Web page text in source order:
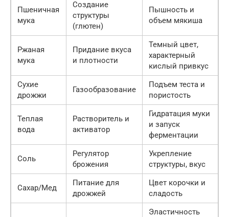
Пшеничная
мука
Создание
структуры
(глютен)
Пышность и
объем мякиша
Ржаная
мука
Придание вкуса
и плотности
Темный цвет,
характерный
кислый привкус
Сухие
дрожжи
Газообразование
Подъем теста и
пористость
Теплая
вода
Растворитель и
активатор
Гидратация муки
и запуск
ферментации
Соль
Регулятор
брожения
Укрепление
структуры, вкус
Сахар/Мед
Питание для
дрожжей
Цвет корочки и
сладость
Эластичность